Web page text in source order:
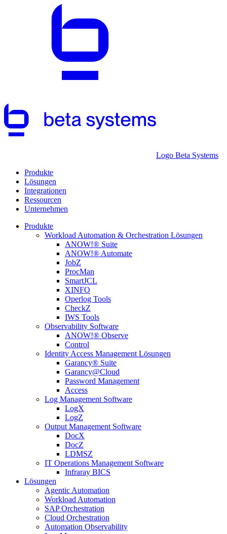
Logo Beta Systems
Produkte
Lösungen
Integrationen
Ressourcen
Unternehmen
Produkte
Workload Automation & Orchestration Lösungen
ANOW!® Suite
ANOW!® Automate
JobZ
ProcMan
SmartJCL
XINFO
Operlog Tools
CheckZ
IWS Tools
Observability Software
ANOW!® Observe
Control
Identity Access Management Lösungen
Garancy® Suite
Garancy@Cloud
Password Management
Access
Log Management Software
LogX
LogZ
Output Management Software
DocX
DocZ
LDMSZ
IT Operations Management Software
Infraray BICS
Lösungen
Agentic Automation
Workload Automation
SAP Orchestration
Cloud Orchestration
Automation Observability